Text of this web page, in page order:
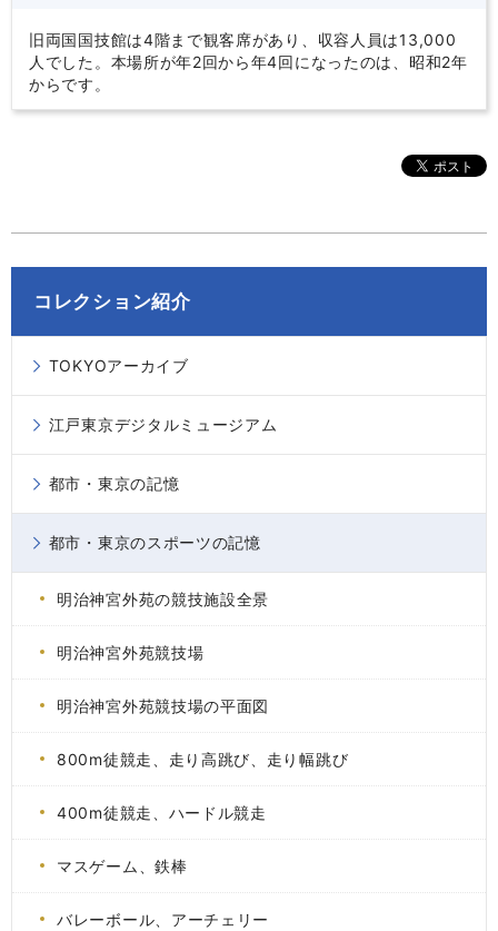
旧両国国技館は4階まで観客席があり、収容人員は13,000
人でした。本場所が年2回から年4回になったのは、昭和2年
からです。
コレクション紹介
TOKYOアーカイブ
江戸東京デジタルミュージアム
都市・東京の記憶
都市・東京のスポーツの記憶
明治神宮外苑の競技施設全景
明治神宮外苑競技場
明治神宮外苑競技場の平面図
800m徒競走、走り高跳び、走り幅跳び
400m徒競走、ハードル競走
マスゲーム、鉄棒
バレーボール、アーチェリー